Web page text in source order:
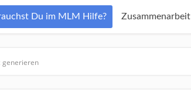
Du im MLM Hilfe? Zusammenarbeit
generieren